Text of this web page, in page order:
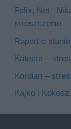
Felix, Net i
streszczenie
Raport o
Katedra –
Kordian –
Kajko i